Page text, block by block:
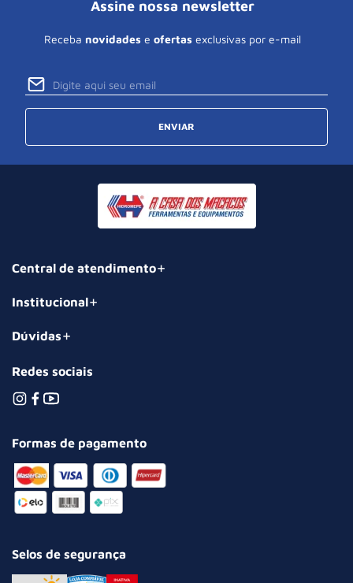
Assine nossa newsletter
Receba novidades e ofertas exclusivas por e-mail
ENVIAR
Central de atendimento
Institucional
Dúvidas
Redes sociais
Formas de pagamento
Selos de segurança